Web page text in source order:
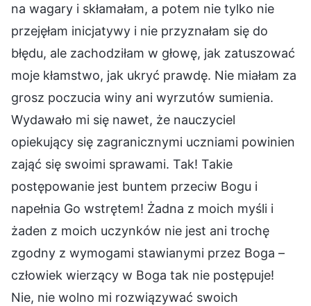
na wagary i skłamałam, a potem nie tylko nie
przejęłam inicjatywy i nie przyznałam się do
błędu, ale zachodziłam w głowę, jak zatuszować
moje kłamstwo, jak ukryć prawdę. Nie miałam za
grosz poczucia winy ani wyrzutów sumienia.
Wydawało mi się nawet, że nauczyciel
opiekujący się zagranicznymi uczniami powinien
zająć się swoimi sprawami. Tak! Takie
postępowanie jest buntem przeciw Bogu i
napełnia Go wstrętem! Żadna z moich myśli i
żaden z moich uczynków nie jest ani trochę
zgodny z wymogami stawianymi przez Boga –
człowiek wierzący w Boga tak nie postępuje!
Nie, nie wolno mi rozwiązywać swoich